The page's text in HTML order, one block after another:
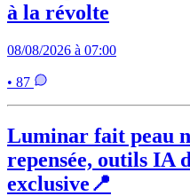
à la révolte
08/08/2026 à 07:00
• 87
Luminar fait peau
repensée, outils IA
exclusive📍